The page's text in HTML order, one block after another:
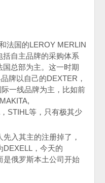
法国的LEROY MERLIN
自主品牌的采购体系
总部为主。这一时期
牌以自己的DEXTER ，
一线品牌为主，比如前
， STIHL等，只有极其少
入其主的注册掉了，
DEXELL， 今天的
是俄罗斯本土公司开始